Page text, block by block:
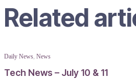
Related
Daily News, News
Tech News – July 10 & 11